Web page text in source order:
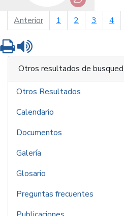
Anteriorpágina anterior
1 2 3 4
Imprimir
Otros resultados de
Otros Resultados
Calendario
Documentos
Galería
Glosario
Preguntas frecuentes